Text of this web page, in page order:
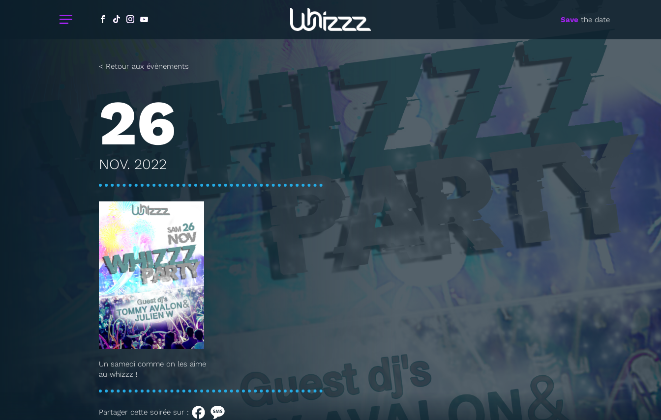
Save the date
< Retour aux évènements
26
NOV. 2022
Un samedi comme on les aime
au whizzz !
Partager cette soirée sur :